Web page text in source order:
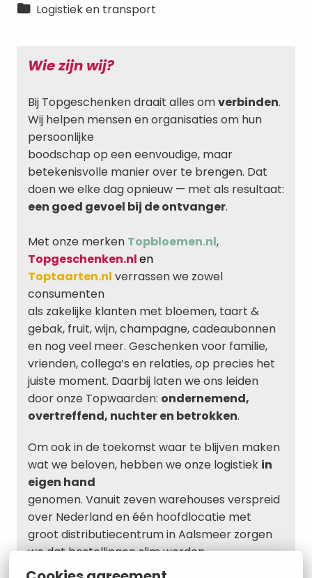
Logistiek en transport
Wie zijn wij?
Bij Topgeschenken draait alles om verbinden.
Wij helpen mensen en organisaties om hun
persoonlijke
boodschap op een eenvoudige, maar
betekenisvolle manier over te brengen. Dat
een goed gevoel bij de ontvanger.
Met onze merken Topbloemen.nl
Topgeschenken.nl en
Toptaarten.nl verrassen we zowel
consumenten
als zakelijke klanten met bloemen, taart &
gebak, fruit, wijn, champagne, cadeaubonnen
en nog veel meer. Geschenken voor familie,
vrienden, collega’s en relaties, op precies het
juiste moment. Daarbij laten we ons leiden
door onze Topwaarden: ondernemend,
overtreffend, nuchter en betrokken.
Om ook in de toekomst waar te blijven maken
wat we beloven, hebben we onze logistiek in
eigen hand
genomen. Vanuit zeven warehouses verspreid
over Nederland en één hoofdlocatie met
groot distributiecentrum in Aalsmeer zorgen
we dat bestellingen slim worden
gecombineerd en in één keer